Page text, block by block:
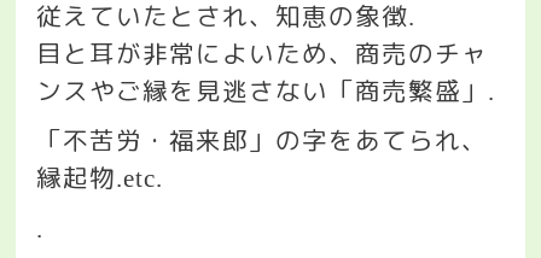
従えていたとされ、知恵の象徴.
目と耳が非常によいため、商売のチャ
ンスやご縁を見逃さない「商売繁盛」
.
「不苦労・福来郎」の字をあてられ、
縁起物.etc.
.